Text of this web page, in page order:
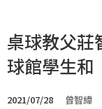
桌球教父莊
球館學生和
2021/07/28 曾智緯